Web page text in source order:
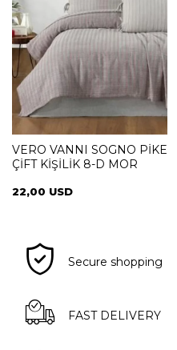
VERO VANNI SOGNO PİKE
ÇİFT KİŞİLİK 8-D MOR
22,00 USD
Secure shopping
FAST DELIVERY